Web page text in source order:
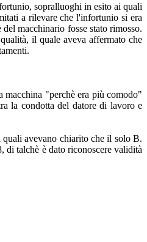
sopralluoghi in esito ai quali
a rilevare che l'infortunio si era
macchinario fosse stato rimosso.
il quale aveva affermato che
macchina "perchè era più comodo"
la condotta del datore di lavoro e
avevano chiarito che il solo B.
di talchè è dato riconoscere validità